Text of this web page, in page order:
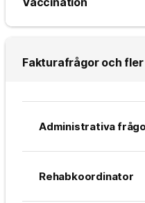
Fakturafrågor och
Administrativa
Rehabkoordinator